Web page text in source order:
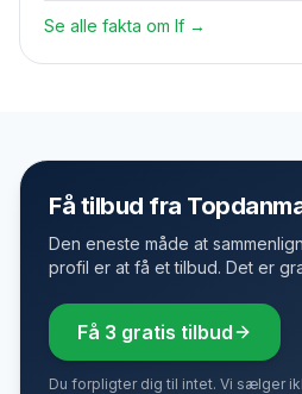
Se alle fakta om If →
Få tilbud fra
Den eneste måde at
profil er at få et tilbud. Det er
Få 3 gratis tilbud
Du forpligter dig til intet. Vi sælger